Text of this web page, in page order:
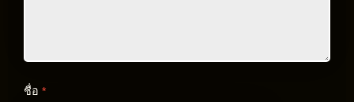
ชื่อ *